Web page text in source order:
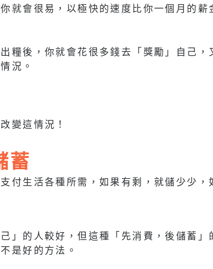
就會很易，以極快的速度比你一個月的薪
糧後，你就會花很多錢去「獎勵」自己，
況。
變這情況！
蓄
付生活各種所需，如果有剩，就儲少少，
」的人較好，但這種「先消費，後儲蓄」
是好的方法。